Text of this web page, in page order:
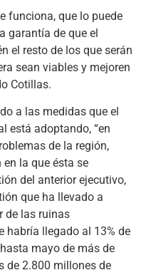
funciona, que lo puede
garantía de que el
el resto de los que serán
sean viables y mejoren
Cotillas.
a las medidas que el
está adoptando, “en
de la región,
la que ésta se
del anterior ejecutivo,
que ha llevado a
de las ruinas
habría llegado al 13% de
mayo de más de
de 2.800 millones de